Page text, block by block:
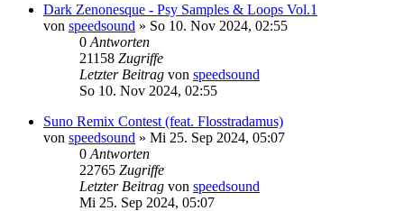
Dark Zenonesque - Psy Samples & Loops Vol.1
von speedsound » So 10. Nov 2024, 02:55
0 Antworten
21158 Zugriffe
Letzter Beitrag von speedsound
So 10. Nov 2024, 02:55
Suno Remix Contest (feat. Flosstradamus)
von speedsound » Mi 25. Sep 2024, 05:07
0 Antworten
22765 Zugriffe
Letzter Beitrag von speedsound
Mi 25. Sep 2024, 05:07